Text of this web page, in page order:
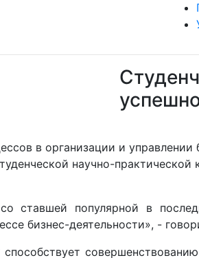
в организации и
научно-
ставшей популярной в
бизнес-деятельности», -